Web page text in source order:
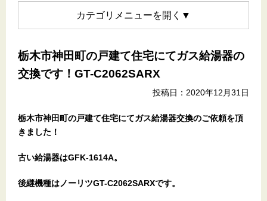
カテゴリメニュー
栃木市神田町の戸建て住宅にてガス給湯器の
交換です！GT-C2062SARX
投稿日：2020年12月31日
栃木市神田町の戸建て住宅にてガス給湯器交換のご依頼を頂
きました！
古い給湯器はGFK-1614A。
後継機種はノーリツGT-C2062SARXです。